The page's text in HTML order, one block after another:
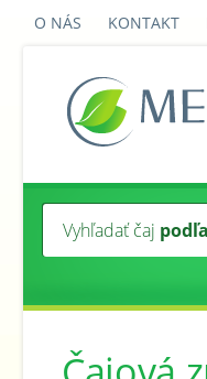
O NÁS KONTAKT
Vyhľadať čaj